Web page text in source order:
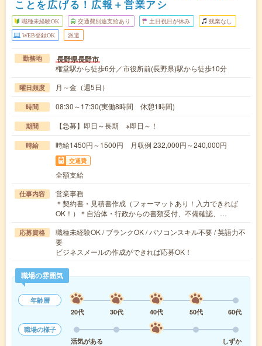
ことを広げる！広報＋営業アシ
職種未経験OK 交通費別途支給あり 土日祝日が休み 残業なし
WEB登録OK 派遣
勤務地 長野県長野市
権堂駅から徒歩6分／市役所前(長野県)駅から徒歩10分
曜日頻度 月～金（週5日）
時間 08:30～17:30(実働8時間 休憩1時間)
期間 【急募】即日～長期 ※即日～！
時給 時給1450円～1500円 月収例 232,000円～240,000円
交通費
全額支給
仕事内容
営業事務
＊契約書・見積書作成（フォーマットあり！入力できれば
OK！）＊自治体・行政からの書類受付、不備確認、…
応募資格
職種未経験OK / ブランクOK / パソコンスキル不要 / 英語力不
要
ビジネスメールの作成ができれば応募OK！
職場の雰囲気
年齢層
20代
30代 40代 50代
60代
職場の様子
活気がある
しずか